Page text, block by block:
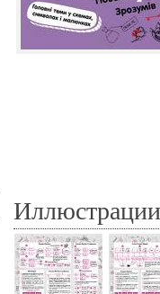
Иллюстрации